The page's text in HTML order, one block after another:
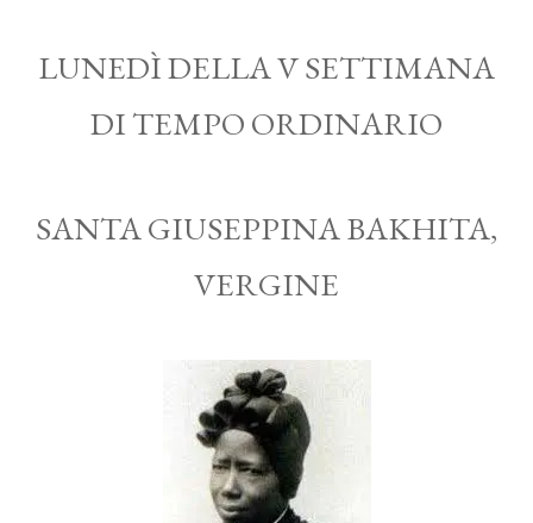
LUNEDÌ DELLA V SETTIMANA
DI TEMPO ORDINARIO
SANTA GIUSEPPINA BAKHITA,
VERGINE